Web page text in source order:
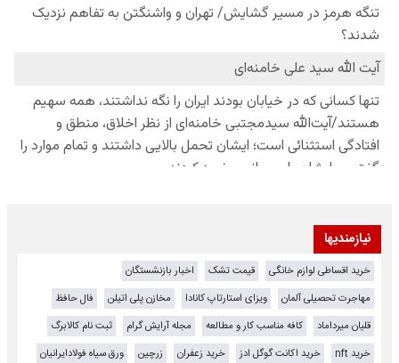
نیازمندیها
خرید اقساطی لوازم خانگی قیمت تشک
اخبار بازنشستگان
مهاجرت تحصیلی آلمان
ویزای استارتاپ کانادا مخازن پلی اتیلن
فال حافظ
قلیان میرداماد
کافه مناسب کار و مطالعه مجله آرایش گرام
ثبت نام کالابرگ
خرید nft
خرید اکانت گوگل ادز خرید زعفران زرچین
ورق سیاه فولادایرانیان